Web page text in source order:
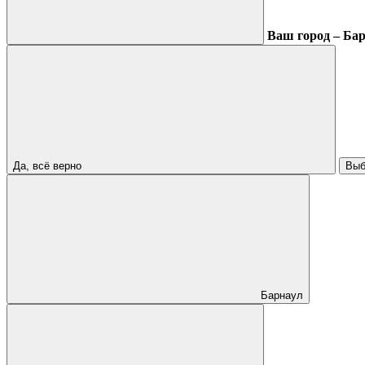
Ваш город –
Да, всё верно
Барнаул